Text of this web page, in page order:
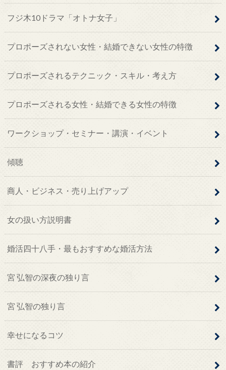
フジ木10ドラマ「オトナ女子」
プロポーズされない女性・結婚できない女性の特徴
プロポーズされるテクニック・スキル・考え方
プロポーズされる女性・結婚できる女性の特徴
ワークショップ・セミナー・講演・イベント
傾聴
商人・ビジネス・売り上げアップ
女の扱い方説明書
婚活四十八手・最もおすすめな婚活方法
宮 弘智の深夜の独り言
宮 弘智の独り言
幸せになるコツ
書評 おすすめ本の紹介